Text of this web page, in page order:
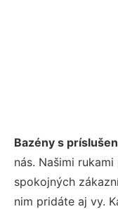
Bazény s
nás. Našimi
spokojných
nim pridáte aj vy.